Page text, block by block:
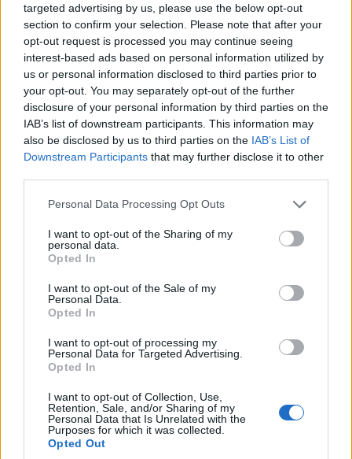
targeted advertising by us, please use the below opt-out
section to confirm your selection. Please note that after your
opt-out request is processed you may continue seeing
interest-based ads based on personal information utilized by
us or personal information disclosed to third parties prior to
your opt-out. You may separately opt-out of the further
disclosure of your personal information by third parties on the
IAB’s list of downstream participants. This information may
also be disclosed by us to third parties on the IAB’s List of
Downstream Participants that may further disclose it to other
Please note that this website/app uses one or more Google
not limited to your visit or usage behaviour. You may click to
grant or deny consent to Google and its third-party tags to
use your data for below specified purposes in below Google
consent section.
Personal Data Processing Opt Outs
I want to opt-out of the Sharing of my
personal data.
Opted In
I want to opt-out of the Sale of my
Personal Data.
Opted In
I want to opt-out of processing my
Personal Data for Targeted Advertising.
Opted In
I want to opt-out of Collection, Use,
Retention, Sale, and/or Sharing of my
Personal Data that Is Unrelated with the
Purposes for which it was collected.
Opted Out
Ακολουθήστε μας στοGoogle News
και μάθετε πρώτοι όλες τις ειδήσεις!